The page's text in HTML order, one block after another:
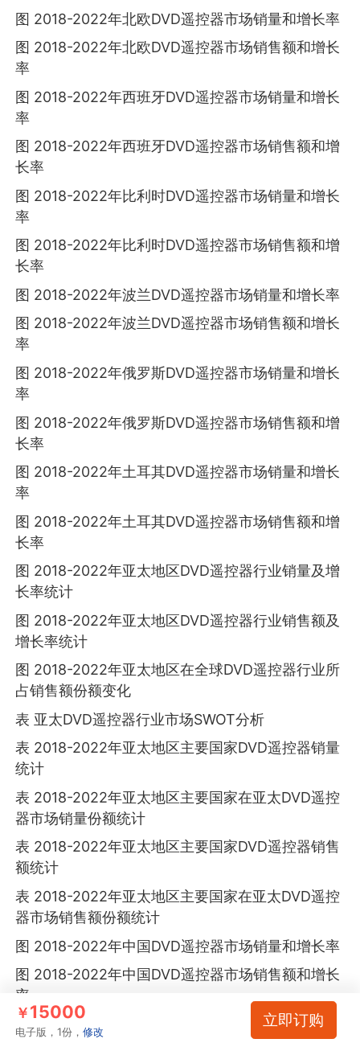
图 2018-2022年北欧DVD遥控器市场销量和增长率
图 2018-2022年北欧DVD遥控器市场销售额和增长
率
图 2018-2022年西班牙DVD遥控器市场销量和增长
率
图 2018-2022年西班牙DVD遥控器市场销售额和增
长率
图 2018-2022年比利时DVD遥控器市场销量和增长
率
图 2018-2022年比利时DVD遥控器市场销售额和增
长率
图 2018-2022年波兰DVD遥控器市场销量和增长率
图 2018-2022年波兰DVD遥控器市场销售额和增长
率
图 2018-2022年俄罗斯DVD遥控器市场销量和增长
率
图 2018-2022年俄罗斯DVD遥控器市场销售额和增
长率
图 2018-2022年土耳其DVD遥控器市场销量和增长
率
图 2018-2022年土耳其DVD遥控器市场销售额和增
长率
图 2018-2022年亚太地区DVD遥控器行业销量及增
长率统计
图 2018-2022年亚太地区DVD遥控器行业销售额及
增长率统计
图 2018-2022年亚太地区在全球DVD遥控器行业所
占销售额份额变化
表 亚太DVD遥控器行业市场SWOT分析
表 2018-2022年亚太地区主要国家DVD遥控器销量
统计
表 2018-2022年亚太地区主要国家在亚太DVD遥控
器市场销量份额统计
表 2018-2022年亚太地区主要国家DVD遥控器销售
额统计
表 2018-2022年亚太地区主要国家在亚太DVD遥控
器市场销售额份额统计
图 2018-2022年中国DVD遥控器市场销量和增长率
图 2018-2022年中国DVD遥控器市场销售额和增长
率
图 2018-2022年日本DVD遥控器市场销量和增长率
￥15000
电子版，1份，修改
立即订购